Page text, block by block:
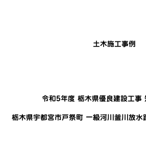
土木施工事例
令和5年度 栃木県優良建設工事
栃木県宇都宮市戸祭町 一級河川釜川放水